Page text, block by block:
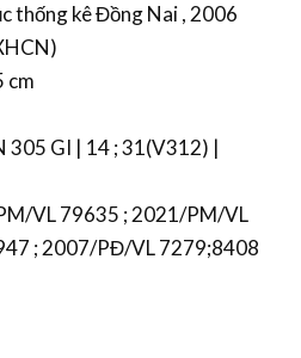
thống kê Đồng Nai , 2006
cm
305 GI | 14 ; 31(V312) |
VL 79635 ; 2021/PM/VL
; 2007/PĐ/VL 7279;8408